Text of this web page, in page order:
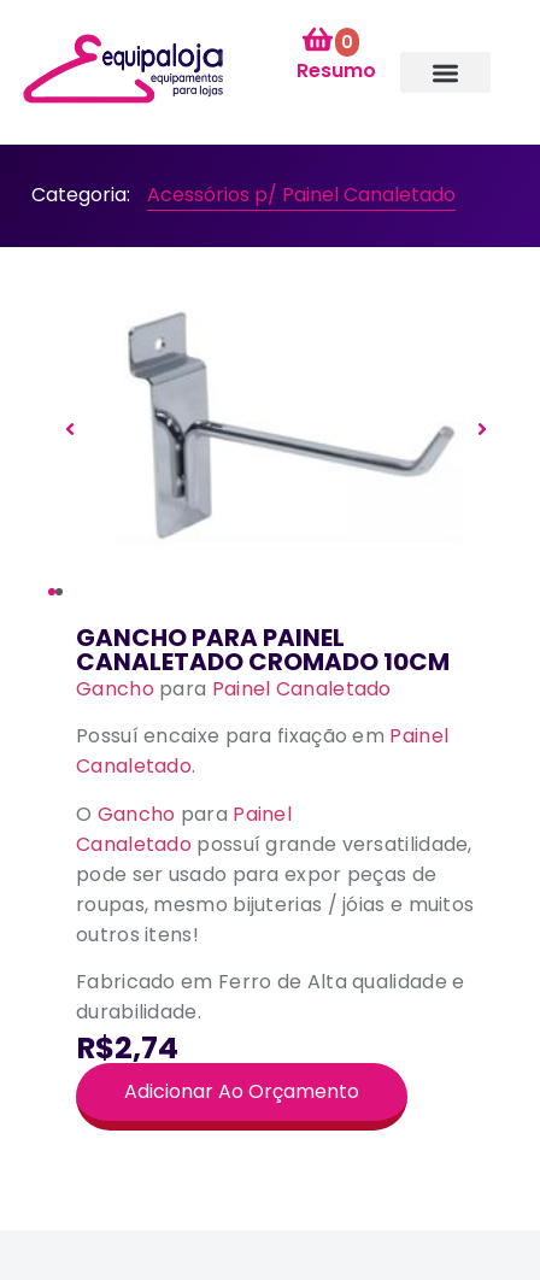
0
Resumo
Categoria: Acessórios p/ Painel Canaletado
GANCHO PARA PAINEL
CANALETADO CROMADO 10CM
Gancho para Painel Canaletado
Possuí encaixe para fixação em Painel
Canaletado.
O Gancho para Painel
Canaletado possuí grande versatilidade,
pode ser usado para expor peças de
roupas, mesmo bijuterias / jóias e muitos
outros itens!
Fabricado em Ferro de Alta qualidade e
durabilidade.
R$2,74
Adicionar Ao Orçamento